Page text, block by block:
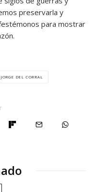
preservarla y
para mostrar
JORGE DEL CORRAL